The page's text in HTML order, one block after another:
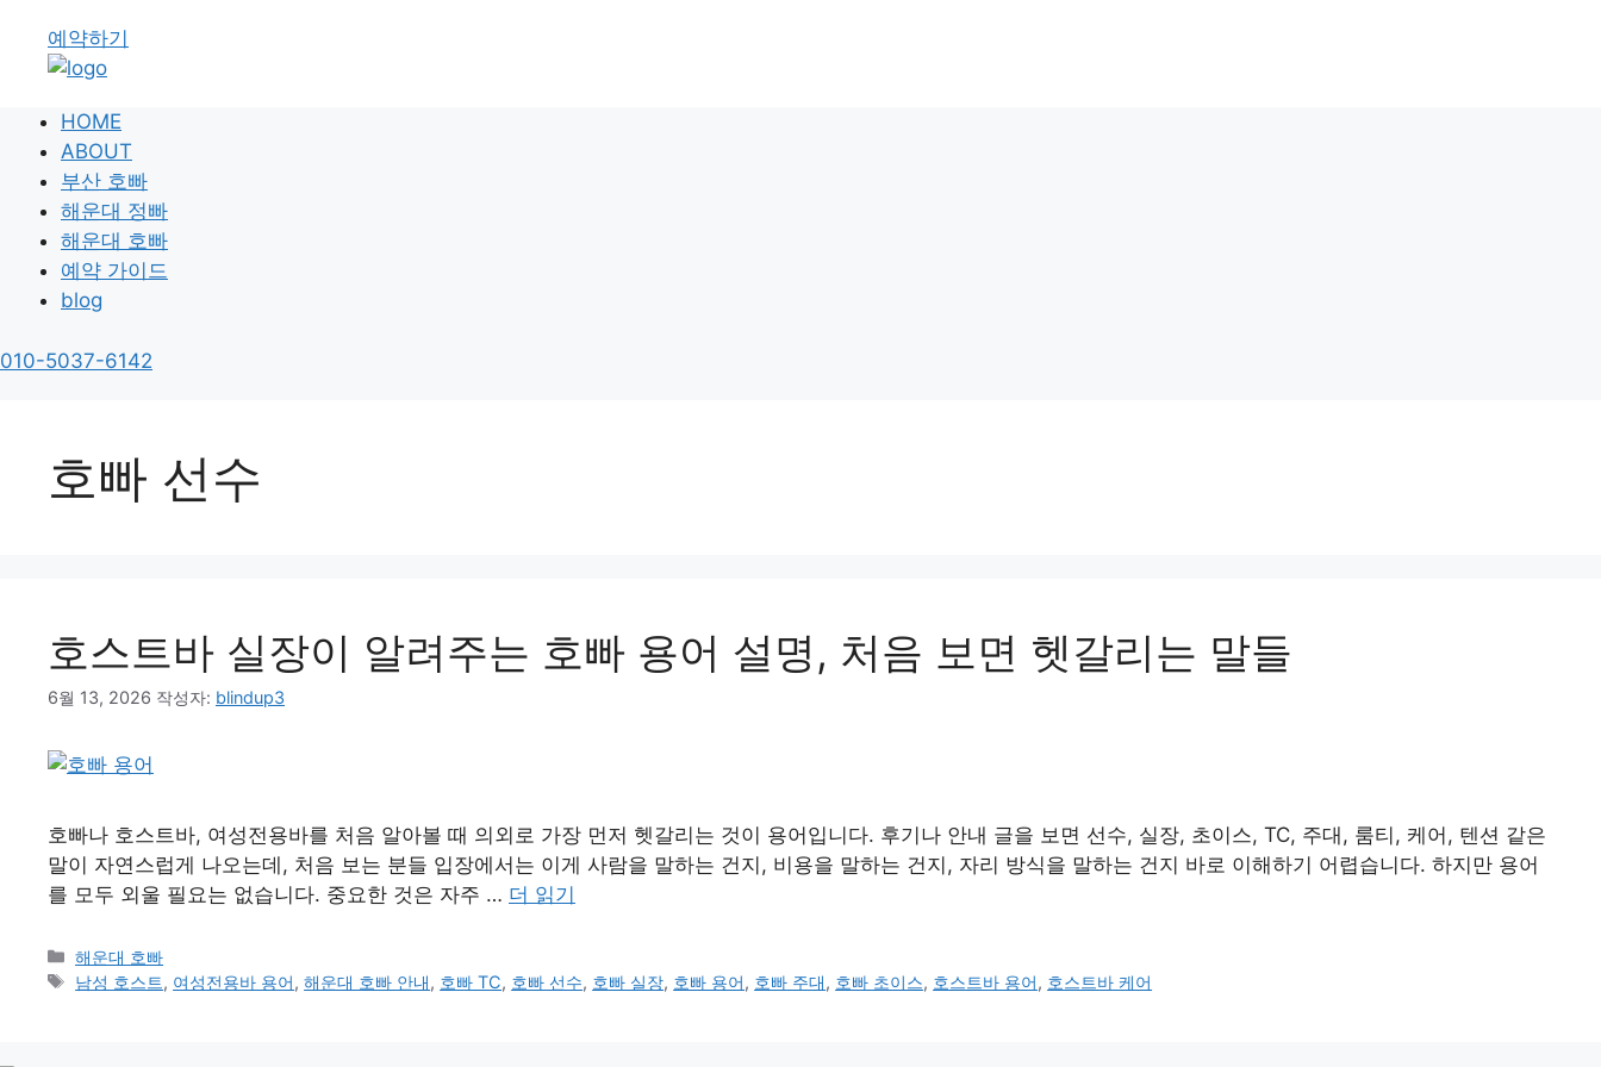
예약하기
HOME
ABOUT
부산 호빠
해운대 정빠
해운대 호빠
예약 가이드
blog
010-5037-6142
호빠 선수
호스트바 실장이 알려주는 호빠 용어 설명, 처음 보면 헷갈리는 말들
6월 13, 2026 작성자: blindup3
호빠나 호스트바, 여성전용바를 처음 알아볼 때 의외로 가장 먼저 헷갈리는 것이 용어입니다. 후기나 안내 글을 보면 선수, 실장, 초이스, TC, 주대, 룸티, 케어, 텐션 같은
말이 자연스럽게 나오는데, 처음 보는 분들 입장에서는 이게 사람을 말하는 건지, 비용을 말하는 건지, 자리 방식을 말하는 건지 바로 이해하기 어렵습니다. 하지만 용어
를 모두 외울 필요는 없습니다. 중요한 것은 자주 … 더 읽기
카
테
해운대 호빠
태
남성 호스트, 여성전용바 용어,해운대 호빠 안내, 호빠 TC, 호빠 선수, 호빠 실장, 호빠 용어, 호빠 주대, 호빠 초이스, 호스트바 용어, 호스트바 케어